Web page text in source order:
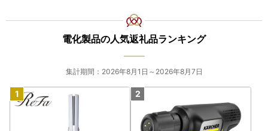
電化製品の人気返礼品ランキング
集計期間：2026年8月1日～2026年8月7日